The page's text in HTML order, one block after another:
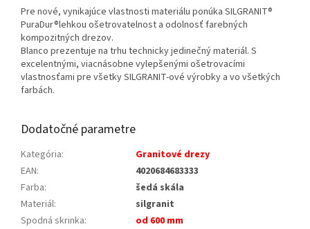
Pre nové, vynikajúce vlastnosti materiálu ponúka SILGRANIT®
PuraDur®lehkou ošetrovatelnost a odolnosť farebných
kompozitných drezov.
Blanco prezentuje na trhu technicky jedinečný materiál. S
excelentnými, viacnásobne vylepšenými ošetrovacími
vlastnosťami pre všetky SILGRANIT-ové výrobky a vo všetkých
farbách.
Dodatočné parametre
Kategória:
Granitové drezy
EAN:
4020684683333
Farba:
šedá skála
Materiál:
silgranit
Spodná skrinka:
od 600 mm